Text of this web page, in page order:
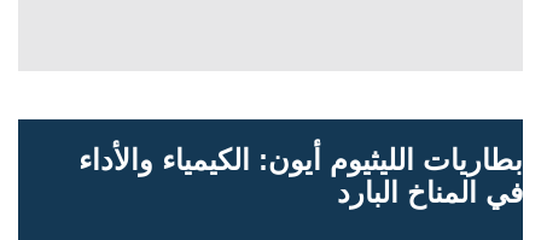
بطاريات الليثيوم أيون: الكيمياء والأداء
في المناخ البارد